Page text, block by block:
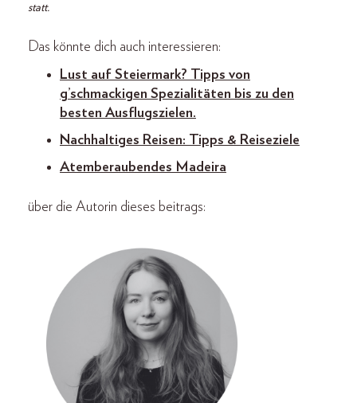
statt.
Das könnte dich auch interessieren:
Lust auf Steiermark? Tipps von
g’schmackigen Spezialitäten bis zu den
besten Ausflugszielen.
Nachhaltiges Reisen: Tipps & Reiseziele
Atemberaubendes Madeira
über die Autorin dieses beitrags: